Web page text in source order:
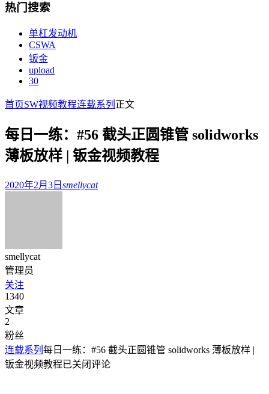
热门搜索
单杠发动机
CSWA
钣金
upload
30
首页SW视频教程连载系列 正文
每日一练：#56 截头正圆锥管 solidworks
薄板放样 | 钣金视频教程
2020年2月3日 smellycat
smellycat
管理员
关注
1340
文章
2
粉丝
连载系列 每日一练：#56 截头正圆锥管 solidworks 薄板放样 |
钣金视频教程已关闭评论